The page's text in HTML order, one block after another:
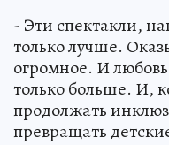
- Эти спектакли,
только лучше.
огромное. И
только больше. И,
продолжать
превращать